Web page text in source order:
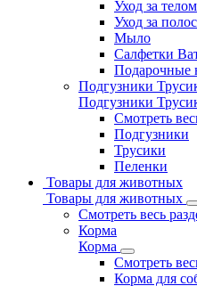
Уход за телом
Уход за
Мыло
Салфетки
Подарочные
Подгузники
Подгузники
Смотреть
Подгузники
Трусики
Пеленки
Товары для животных
Товары для животных
Смотреть весь
Корма
Корма
Смотреть
Корма для